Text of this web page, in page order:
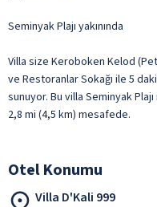
Seminyak Plajı yakınında
Villa size Keroboken Kelod
ve Restoranlar Sokağı ile 5
sunuyor. Bu villa Seminyak
2,8 mi (4,5 km) mesafede.
Otel Konumu
Villa D'Kali 999